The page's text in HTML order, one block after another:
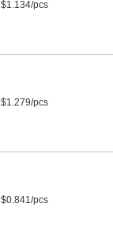
$1.134/pcs
$1.279/pcs
$0.841/pcs